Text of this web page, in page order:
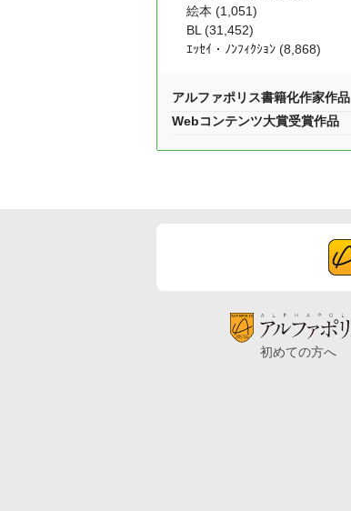
絵本 (1,051)
BL (31,452)
ｴｯｾｲ・ﾉﾝﾌｨｸｼｮﾝ (8,868)
アルファポリス書籍化作家作品
Webコンテンツ大賞受賞作品
初めての方へ